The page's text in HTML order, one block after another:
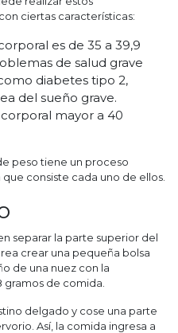
ciertas características:
es de 35 a 39,9
de salud grave
diabetes tipo 2,
del sueño grave.
mayor a 40
peso tiene un proceso
consiste cada uno de ellos.
separar la parte superior del
crear una pequeña bolsa
de una nuez con la
de comida.
delgado y cose una parte
Así, la comida ingresa a